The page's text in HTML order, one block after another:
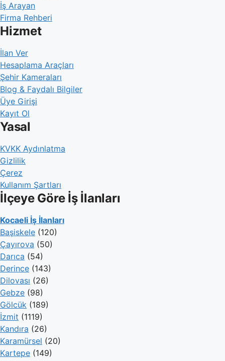
İş Arayan
Firma Rehberi
Hizmet
İlan Ver
Hesaplama Araçları
Şehir Kameraları
Blog & Faydalı Bilgiler
Üye Girişi
Kayıt Ol
Yasal
KVKK Aydınlatma
Gizlilik
Çerez
Kullanım Şartları
İlçeye Göre İş İlanları
Kocaeli İş İlanları
Başiskele (120)
Çayırova (50)
Darıca (54)
Derince (143)
Dilovası (26)
Gebze (98)
Gölcük (189)
İzmit (1119)
Kandıra (26)
Karamürsel (20)
Kartepe (149)